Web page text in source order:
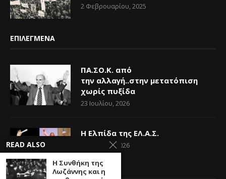
2 Φεβρουαρίου, 2025
ΕΠΙΛΕΓΜΕΝΑ
ΠΑ.ΣΟ.Κ. από
την αλλαγή..στην μετατόπιση
χωρίς πυξίδα
23 Ιουλίου, 2026
Η Ελπίδα της ΕΛ.Α.Σ.
14 Ιουνίου, 2026
READ ALSO
Η Συνθήκη της
Λωζάννης και η